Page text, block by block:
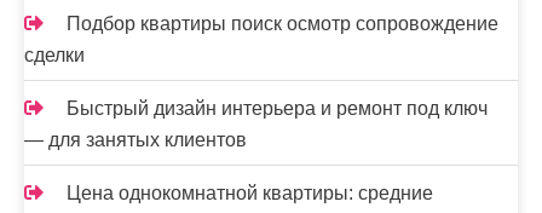
Подбор квартиры поиск осмотр сопровождение
сделки
Быстрый дизайн интерьера и ремонт под ключ
— для занятых клиентов
Цена однокомнатной квартиры: средние